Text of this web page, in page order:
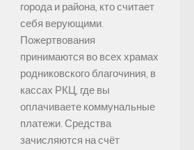
города и района, кто считает
себя верующими.
Пожертвования
принимаются во всех храмах
родниковского благочиния, в
кассах РКЦ, где вы
оплачиваете коммунальные
платежи. Средства
зачисляются на счёт